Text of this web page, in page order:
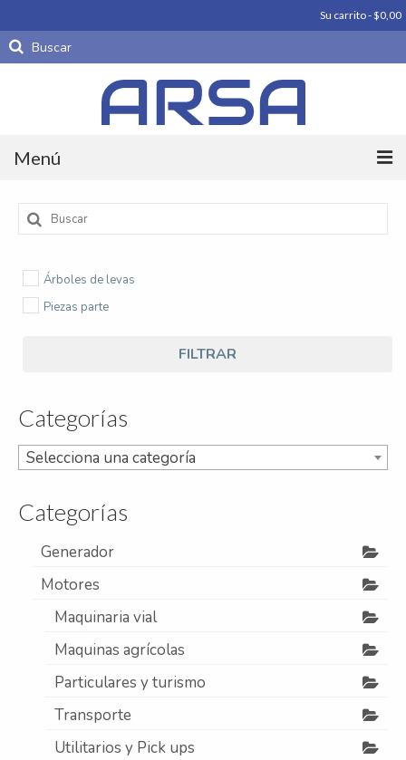
Su carrito-$0,00
Buscar
por:
Menú
Productos
Motores
Periféricos De Motor
Refrigeración
Servicios
A campo
Comercial y Servicios
Desarmadero
Generación
Inyección
Mecanizado
Motores
Buscar
por:
Árboles de levas
Piezas parte
FILTRAR
Categorías
Selecciona una categoría
Categorías
Generador
Motores
Maquinaria vial
Maquinas agrícolas
Particulares y turismo
Transporte
Utilitarios y Pick ups